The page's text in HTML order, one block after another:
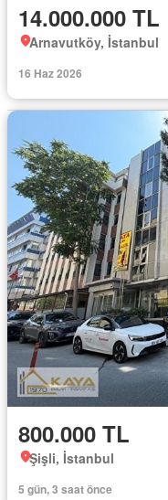
14.000.000 TL
Arnavutköy, İstanbul
16 Haz 2026
800.000 TL
Şişli, İstanbul
5 gün, 3 saat önce